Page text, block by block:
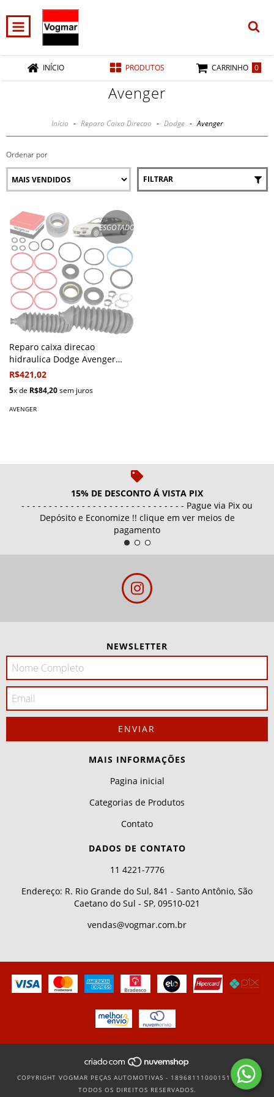
INÍCIO PRODUTOS CARRINHO 0
Avenger
Início - Reparo Caixa Direcao - Dodge - Avenger
Ordenar por
FILTRAR
ESGOTADO
Reparo caixa direcao
hidraulica Dodge Avenger
1994/1995
R$421,02
5x de R$84,20sem juros
AVENGER
15% DE DESCONTO Á VISTA PIX
- - - - - - - - - - - - - - - - - - - - - - - - - - - - - - Pague via Pix ou
Depósito e Economize !! clique em ver meios de
pagamento
NEWSLETTER
MAIS INFORMAÇÕES
Pagina inicial
Categorias de Produtos
Contato
DADOS DE CONTATO
11 4221-7776
Endereço: R. Rio Grande do Sul, 841 - Santo Antônio, São
Caetano do Sul - SP, 09510-021
vendas@vogmar.com.br
COPYRIGHT VOGMAR PEÇAS AUTOMOTIVAS - 18968111000151 - 2026.
TODOS OS DIREITOS RESERVADOS.